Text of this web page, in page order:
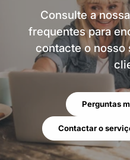
Consulte a
frequentes para
contacte o nosso
Perguntas
Contactar o